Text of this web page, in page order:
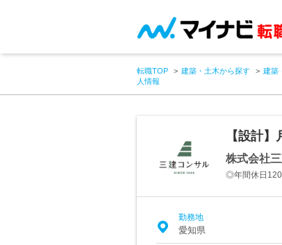
転職TOP 建築・土木から探す 建築
人情報
【設計
株式会社
◎年間休日120
勤務地
愛知県